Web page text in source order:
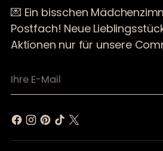
💌 Ein bisschen
Postfach! Neue
Aktionen nur für unsere
E-